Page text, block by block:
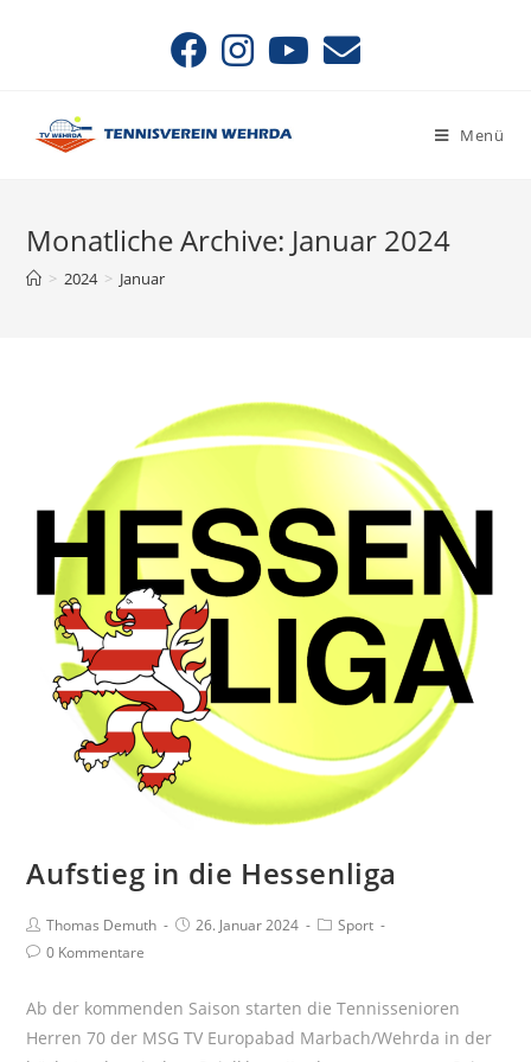
Menü
Monatliche Archive: Januar 2024
> 2024 > Januar
Aufstieg in die Hessenliga
Beitrags-
Autor:
Thomas Demuth
Beitrag
26. Januar 2024
Beitrags-
Sport
Beitrags-
0 Kommentare
Ab der kommenden Saison starten die Tennissenioren
Herren 70 der MSG TV Europabad Marbach/Wehrda in der